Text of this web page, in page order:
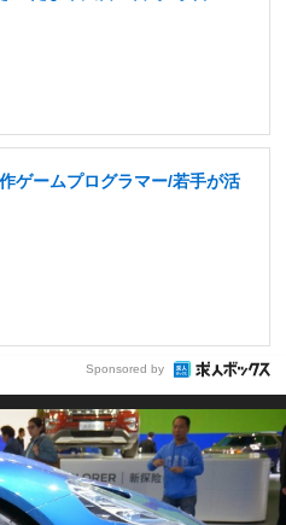
ゲームプログラマー/若手が活
Sponsored by